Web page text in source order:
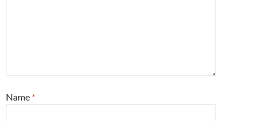
Name *